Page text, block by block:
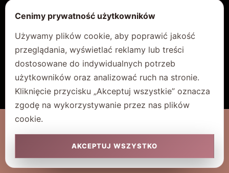
Cenimy prywatność użytkowników
Używamy plików cookie, aby poprawić jakość
przeglądania, wyświetlać reklamy lub treści
dostosowane do indywidualnych potrzeb
użytkowników oraz analizować ruch na stronie.
Kliknięcie przycisku „Akceptuj wszystkie” oznacza
zgodę na wykorzystywanie przez nas plików
cookie.
AKCEPTUJ WSZYSTKO
POLITYKA PRYWATNOŚCI